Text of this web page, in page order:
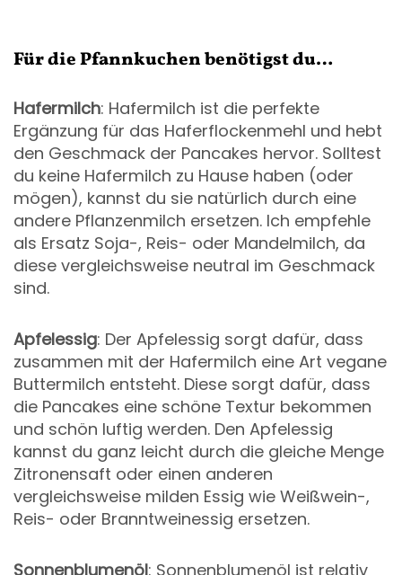
Für diePfannkuchenbenötigst du…
Hafermilch: Hafermilch ist die perfekte
Ergänzung für das Haferflockenmehl und hebt
den Geschmack der Pancakes hervor. Solltest
du keine Hafermilch zu Hause haben (oder
mögen), kannst du sie natürlich durch eine
andere Pflanzenmilch ersetzen. Ich empfehle
als Ersatz Soja-, Reis- oder Mandelmilch, da
diese vergleichsweise neutral im Geschmack
sind.
Apfelessig: Der Apfelessig sorgt dafür, dass
zusammen mit der Hafermilch eine Art vegane
Buttermilch entsteht. Diese sorgt dafür, dass
die Pancakes eine schöne Textur bekommen
und schön luftig werden. Den Apfelessig
kannst du ganz leicht durch die gleiche Menge
Zitronensaft oder einen anderen
vergleichsweise milden Essig wie Weißwein-,
Reis- oder Branntweinessig ersetzen.
Sonnenblumenöl: Sonnenblumenöl ist relativ